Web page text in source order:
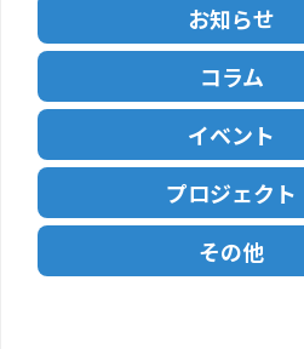
お知らせ
コラム
イベント
プロジェクト
その他